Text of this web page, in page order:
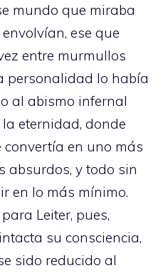
mundo que miraba
ese que
entre murmullos
personalidad lo había
al abismo infernal
eternidad, donde
convertía en uno más
absurdos, y todo sin
en lo más mínimo.
Leiter, pues,
su consciencia,
sido reducido al